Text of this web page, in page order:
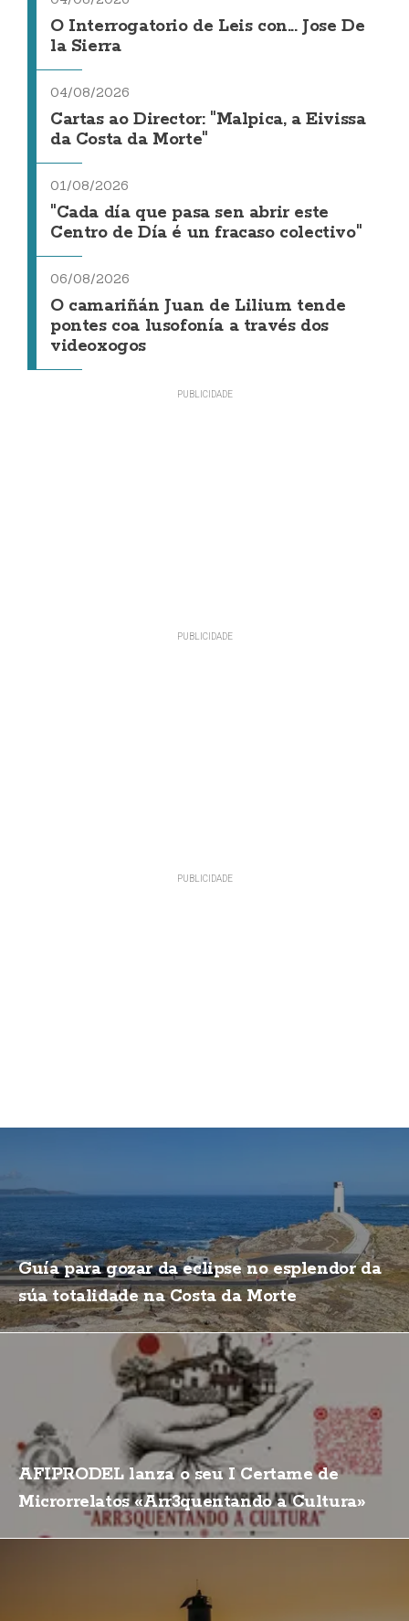
O Interrogatorio de Leis con... Jose De
la Sierra
04/08/2026
Cartas ao Director: "Malpica, a Eivissa
da Costa da Morte"
01/08/2026
"Cada día que pasa sen abrir este
Centro de Día é un fracaso colectivo"
06/08/2026
O camariñán Juan de Lilium tende
pontes coa lusofonía a través dos
videoxogos
Guía para gozar da eclipse no esplendor da
súa totalidade na Costa da Morte
AFIPRODEL lanza o seu I Certame de
Microrrelatos «Arr3quentando a Cultura»